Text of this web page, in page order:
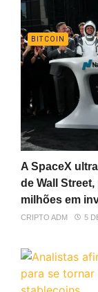
BITCOIN
A SpaceX
de Wall
milhões em
CRIPTO ADM 5